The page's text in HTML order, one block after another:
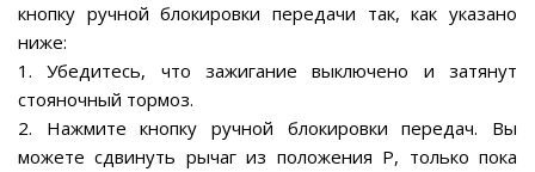
кнопку ручной блокировки передачи так, как указано
ниже:
1. Убедитесь, что зажигание выключено и затянут
стояночный тормоз.
2. Нажмите кнопку ручной блокировки передач. Вы
можете сдвинуть рычаг из положения Р, только пока